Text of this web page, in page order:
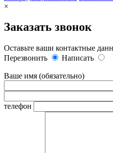
×
Заказать звонок
Оставьте ваши контактные
Перезвонить
Написать
Ваше имя (обязательно)
телефон